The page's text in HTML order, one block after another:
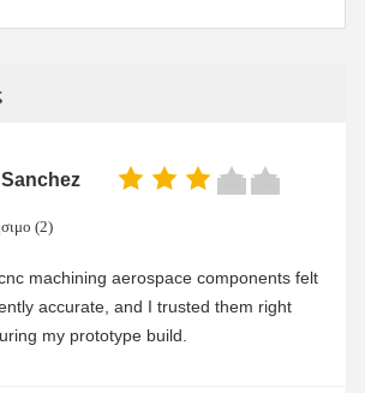
(2)
machining aerospace components felt
accurate, and I trusted them right
my prototype build.